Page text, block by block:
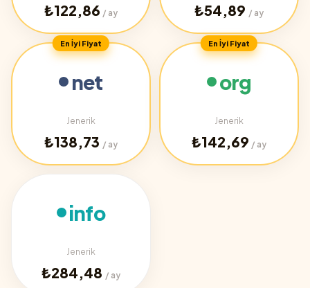
₺122,86 / ay ₺54,89 / ay
En İyi Fiyat
net
Jenerik
₺138,73 / ay
En İyi Fiyat
org
Jenerik
₺142,69 / ay
info
Jenerik
₺284,48 / ay